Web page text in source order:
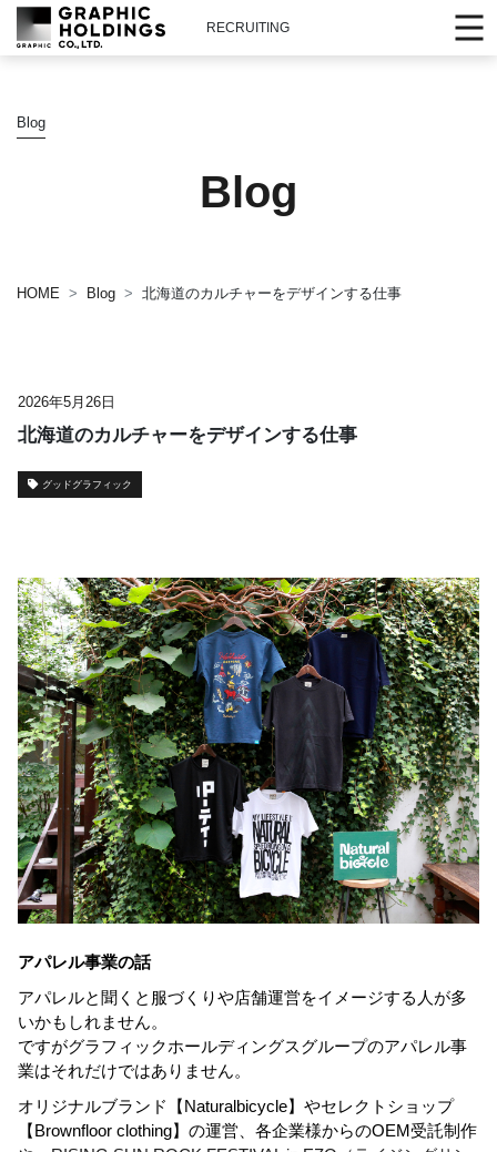
RECRUITING
Blog
Blog
HOME Blog 北海道のカルチャーをデザインする仕事
2026年5月26日
北海道のカルチャーをデザインする仕事
グッドグラフィック
アパレル事業の話
アパレルと聞くと服づくりや店舗運営をイメージする人が多
いかもしれません。
ですがグラフィックホールディングスグループのアパレル事
業はそれだけではありません。
オリジナルブランド【Naturalbicycle】やセレクトショップ
【Brownfloor clothing】の運営、各企業様からのOEM受託制作